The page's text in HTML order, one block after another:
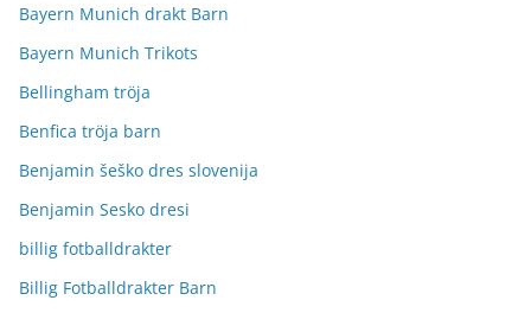
Bayern Munich drakt Barn
Bayern Munich Trikots
Bellingham tröja
Benfica tröja barn
Benjamin šeško dres slovenija
Benjamin Sesko dresi
billig fotballdrakter
Billig Fotballdrakter Barn